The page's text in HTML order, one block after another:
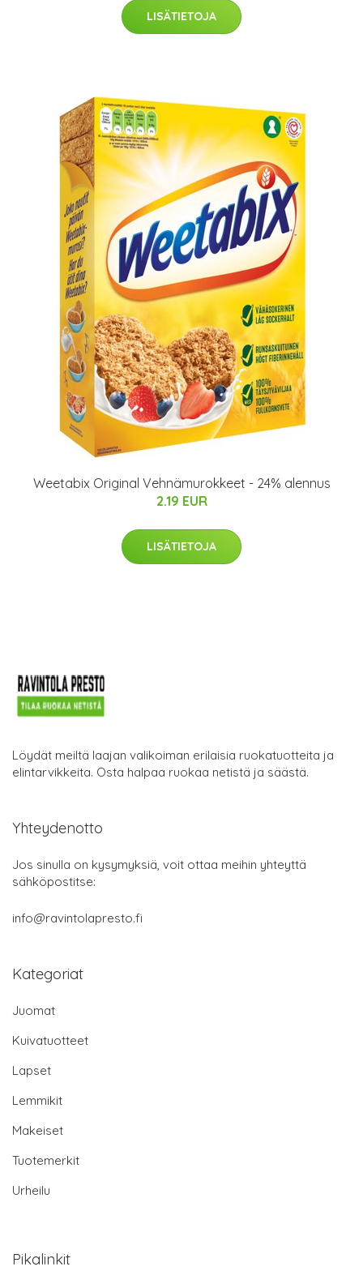
LISÄTIETOJA
Weetabix Original Vehnämurokkeet - 24% alennus
2.19 EUR
LISÄTIETOJA
Löydät meiltä laajan valikoiman erilaisia ruokatuotteita ja
elintarvikkeita. Osta halpaa ruokaa netistä ja säästä.
Yhteydenotto
Jos sinulla on kysymyksiä, voit ottaa meihin yhteyttä
sähköpostitse:
info@ravintolapresto.fi
Kategoriat
Juomat
Kuivatuotteet
Lapset
Lemmikit
Makeiset
Tuotemerkit
Urheilu
Pikalinkit